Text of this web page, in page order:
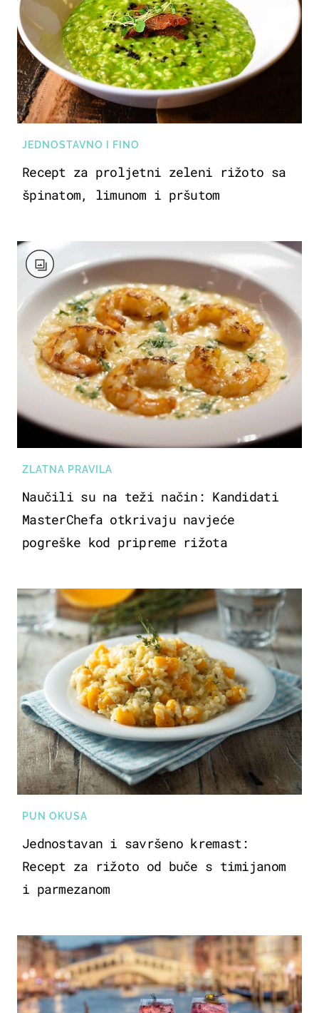
JEDNOSTAVNO I FINO
Recept za proljetni zeleni rižoto sa
špinatom, limunom i pršutom
ZLATNA PRAVILA
Naučili su na teži način: Kandidati
MasterChefa otkrivaju navjeće
pogreške kod pripreme rižota
PUN OKUSA
Jednostavan i savršeno kremast:
Recept za rižoto od buče s timijanom
i parmezanom